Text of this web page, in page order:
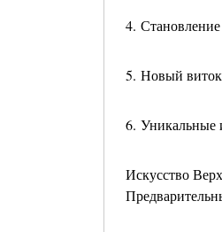
4.
5. Новый
6. Уникальные
Искусство